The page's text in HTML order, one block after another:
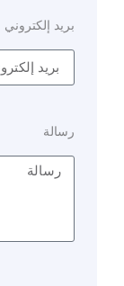
بريد إلكتروني
رسالة